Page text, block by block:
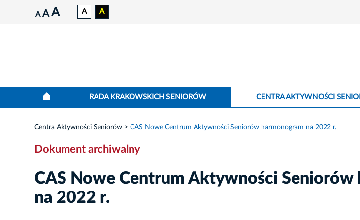
A A A A A
RADA KRAKOWSKICH SENIORÓW CENTRA AKTYWNOŚCI
Centra Aktywności Seniorów CAS Nowe Centrum Aktywności Seniorów harmonogram na 2022 r.
Dokument archiwalny
CAS Nowe Centrum Aktywności Seniorów
na 2022 r.